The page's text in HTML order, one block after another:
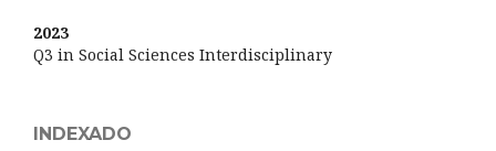
2023
Q3 in Social Sciences Interdisciplinary
INDEXADO